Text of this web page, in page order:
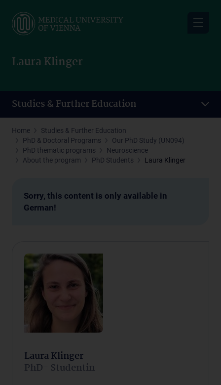
main
Laura Klinger
Studies & Further Education
Home
Studies & Further Education
PhD & Doctoral Programs
Our PhD Study (UN094)
PhD thematic programs
Neuroscience
About the program
PhD Students Laura Klinger
Sorry, this content is only available in
German!
Laura Klinger
PhD- Studentin